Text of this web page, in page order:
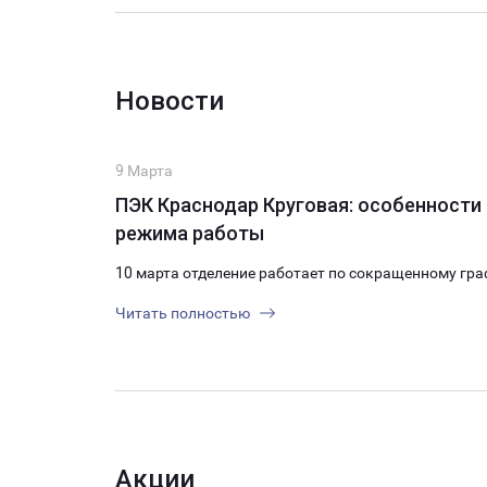
Новости
9 Марта
ПЭК Краснодар Круговая: особенности
режима работы
10 марта отделение работает по сокращенному
Читать полностью
Акции